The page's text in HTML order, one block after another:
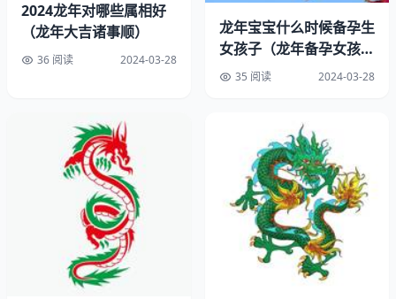
属龙人贵人全揭秘
属龙人天生贵格,气运旺盛。人中龙凤,不是空穴来风。
角。他们大都出生在富裕家庭,年轻时就有远大的理想和目
标,所以往往会辛勤挥洒汗水,最终能实现。到了中年以后,一
般都会事业有成,名利双收,晚年会非常幸福,生活丰富多彩。
生肖龙的贵人属相:猴
龙和猴:猴可以对龙为所欲为,而龙也会利用猴。顿指气使和
相互利用,说的就是龙猴这一对朋友。如果朋友都做到这个
份上了,那还有什么意思呢?倒还不如不做。所以,当龙和猴相
2024龙年对哪些属相好
（龙年大吉诸事顺）
36 阅读 2024-03-28
龙年宝宝什么时候备孕生
女孩子（龙年备孕女孩时
机）35 阅读 2024-03-28